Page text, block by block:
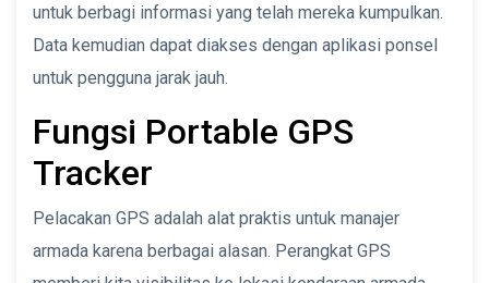
untuk berbagi informasi yang telah mereka kumpulkan.
Data kemudian dapat diakses dengan aplikasi ponsel
untuk pengguna jarak jauh.
Fungsi Portable GPS
Tracker
Pelacakan GPS adalah alat praktis untuk manajer
armada karena berbagai alasan. Perangkat GPS